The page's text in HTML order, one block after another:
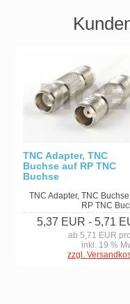
TNC Adapter, TNC
Buchse auf RP TNC
Buchse
TNC Adapter, TNC
RP TNC
5,37 EUR - 5,71
ab 5,71 EUR
inkl. 19 %
zzgl.